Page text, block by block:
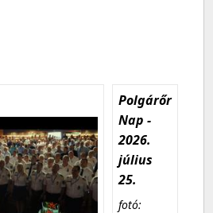
Polgárőr
Nap -
2026.
július
25.
fotó: